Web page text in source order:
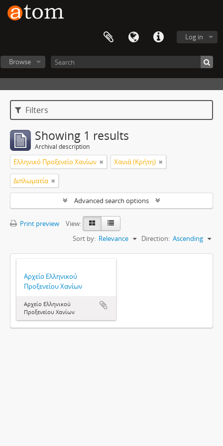
Log in
Browse
Filters
Showing 1 results
Archival description
Ελληνικό Προξενείο Χανίων Χανιά (Κρήτη)
Διπλωματία
Advanced search options
Print preview
View:
Sort by: Relevance Direction: Ascending
Αρχείο Ελληνικού
Προξενείου Χανίων
Αρχείο Ελληνικού
Προξενείου Χανίων